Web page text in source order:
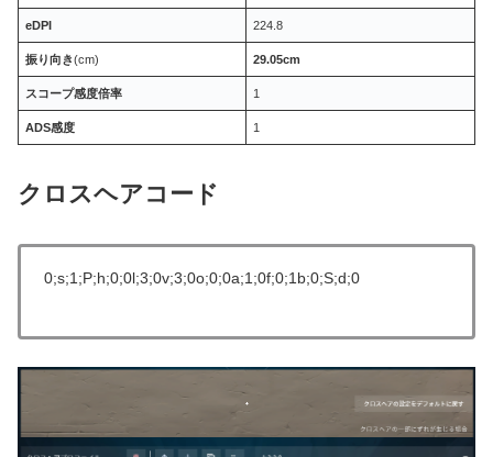
eDPI 224.8
振り向き(cm) 29.05cm
スコープ感度倍率 1
ADS感度 1
クロスヘアコード
0;s;1;P;h;0;0l;3;0v;3;0o;0;0a;1;0f;0;1b;0;S;d;0